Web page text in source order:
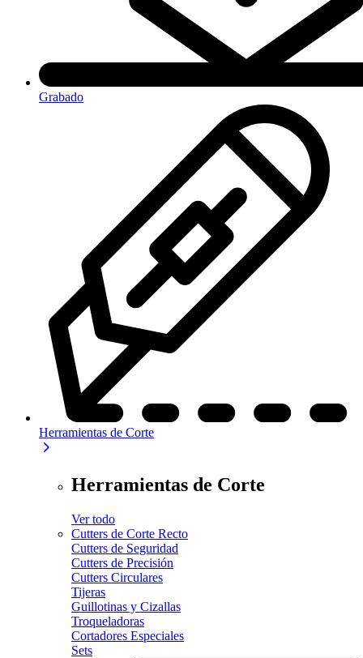
Grabado
Herramientas de Corte
Herramientas de Corte
Ver todo
Cutters de Corte Recto
Cutters de Seguridad
Cutters de Precisión
Cutters Circulares
Tijeras
Guillotinas y Cizallas
Troqueladoras
Cortadores Especiales
Sets